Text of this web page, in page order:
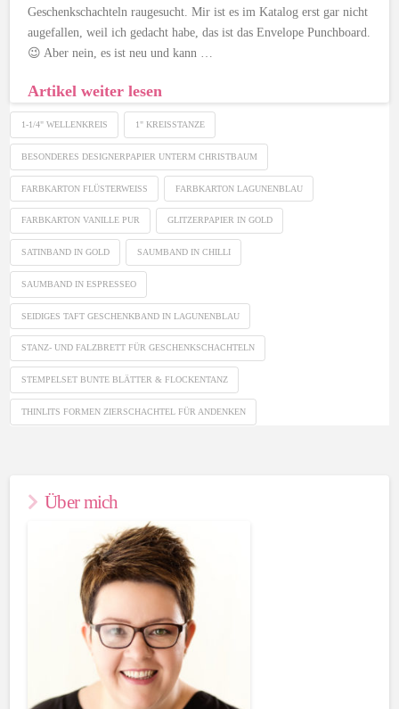
Geschenkschachteln raugesucht. Mir ist es im Katalog erst gar nicht
augefallen, weil ich gedacht habe, das ist das Envelope Punchboard.
😉 Aber nein, es ist neu und kann …
Artikel weiter lesen
1-1/4" WELLENKREIS 1" KREISSTANZE
BESONDERES DESIGNERPAPIER UNTERM CHRISTBAUM
FARBKARTON FLÜSTERWEISS FARBKARTON LAGUNENBLAU
FARBKARTON VANILLE PUR GLITZERPAPIER IN GOLD
SATINBAND IN GOLD SAUMBAND IN CHILLI
SAUMBAND IN ESPRESSEO
SEIDIGES TAFT GESCHENKBAND IN LAGUNENBLAU
STANZ- UND FALZBRETT FÜR GESCHENKSCHACHTELN
STEMPELSET BUNTE BLÄTTER & FLOCKENTANZ
THINLITS FORMEN ZIERSCHACHTEL FÜR ANDENKEN
Über mich